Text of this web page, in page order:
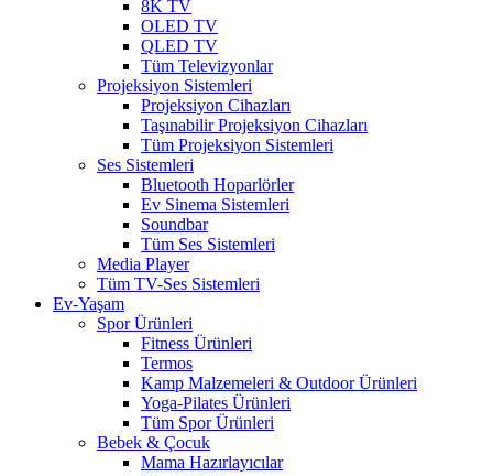
8K TV
OLED TV
QLED TV
Tüm Televizyonlar
Projeksiyon Sistemleri
Projeksiyon Cihazları
Taşınabilir Projeksiyon Cihazları
Tüm Projeksiyon Sistemleri
Ses Sistemleri
Bluetooth Hoparlörler
Ev Sinema Sistemleri
Soundbar
Tüm Ses Sistemleri
Media Player
Tüm TV-Ses Sistemleri
Ev-Yaşam
Spor Ürünleri
Fitness Ürünleri
Termos
Kamp Malzemeleri & Outdoor Ürünleri
Yoga-Pilates Ürünleri
Tüm Spor Ürünleri
Bebek & Çocuk
Mama Hazırlayıcılar